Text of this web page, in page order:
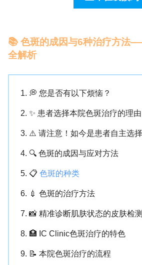
📚 色斑的成因与6种治疗方法
全解析
💭 您是否有以下烦恼？
✨ 患者选择本院色斑治疗的理由
⚠️ 请注意！如今是患者自主选
🔍 色斑的成因与应对方法
📋 色斑的种类
💉 色斑的治疗方法
📸 精准诊断肌肤状态的皮肤检
🏥 IC Clinic色斑治疗的特色
📝 本院色斑治疗的流程